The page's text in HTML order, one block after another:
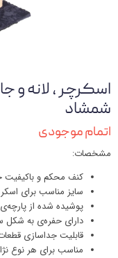
اسکرچر ، لانه
شمشاد
اتمام موجودی
مشخصات:
کنف محکم و
سایز مناسب برای
پوشیده شده از
دارای حفره‌ی به شکل
قابلیت جداسازی
مناسب برای هر نوع